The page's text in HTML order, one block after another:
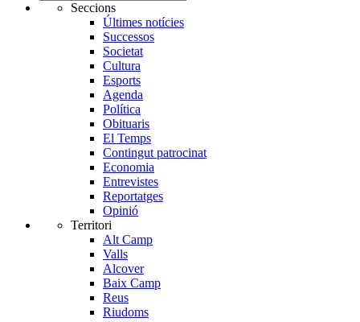
Seccions
Últimes notícies
Successos
Societat
Cultura
Esports
Agenda
Política
Obituaris
El Temps
Contingut patrocinat
Economia
Entrevistes
Reportatges
Opinió
Territori
Alt Camp
Valls
Alcover
Baix Camp
Reus
Riudoms